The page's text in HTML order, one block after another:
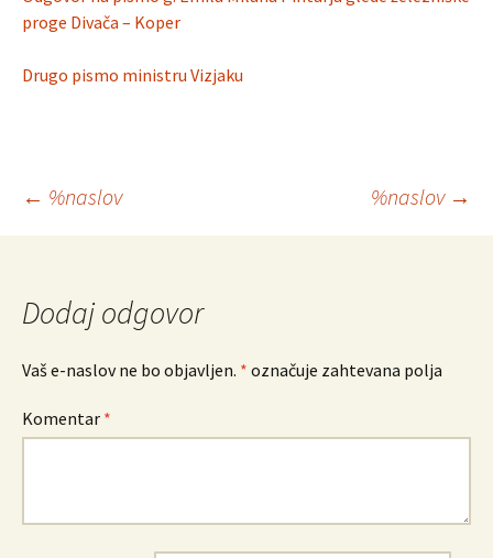
proge Divača – Koper
Drugo pismo ministru Vizjaku
Krmarjenje
po
prispevkih
← %naslov %naslov →
Dodaj odgovor
Vaš e-naslov ne bo objavljen. * označuje zahtevana polja
Komentar *